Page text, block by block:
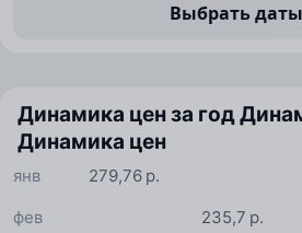
Выбрать даты
Динамика цен за год
Динамика цен
279,76 р.
янв
235,7 р.
фев